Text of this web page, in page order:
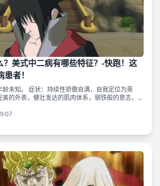
？美式中二病有哪些特征？-快跑！这
者！
龄未知。 症状：持续性骄傲自满，自我定位为英
的外表，健壮发达的肌肉体系，钢铁般的意志，甚
力，可拯救全世界人民于水深火热之中。个人英雄
，